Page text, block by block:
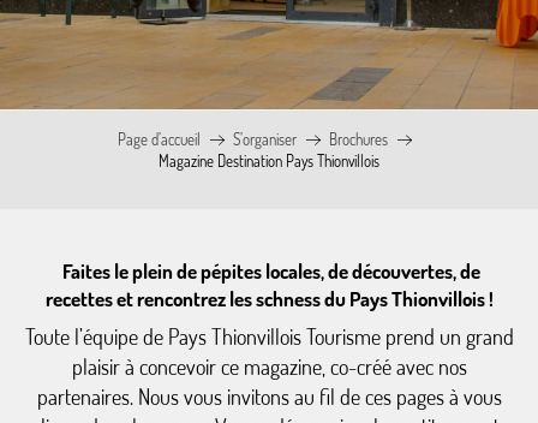
Page d’accueil S’organiser
Brochures
Magazine Destination Pays Thionvillois
Faites le plein de pépites locales, de découvertes, de
recettes et rencontrez les schness du Pays Thionvillois !
Toute l’équipe de Pays Thionvillois Tourisme prend un grand
plaisir à concevoir ce magazine, co-créé avec nos
partenaires. Nous vous invitons au fil de ces pages à vous